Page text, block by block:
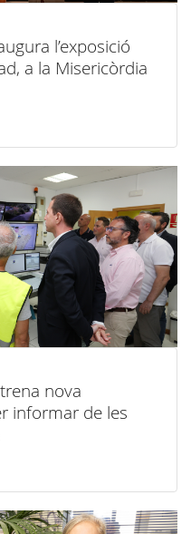
l’exposició
a la Misericòrdia
nova
informar de les